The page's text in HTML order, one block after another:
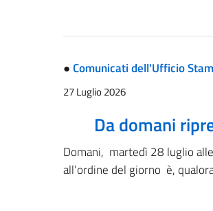
●Comunicati dell'Ufficio
27 Luglio 2026
Da domani
Domani, martedì 28 luglio
all’ordine del giorno è,